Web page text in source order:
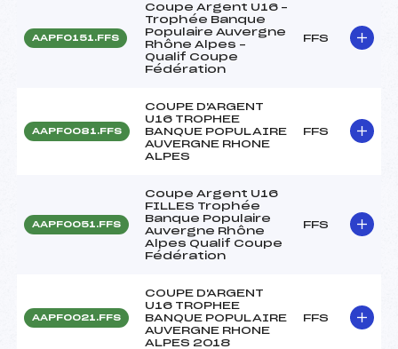
AAPF0151.FFS
Coupe Argent U16 –
Trophée Banque
Populaire Auvergne
Rhône Alpes –
Qualif Coupe
Fédération
FFS
AAPF0081.FFS
COUPE D'ARGENT
U16 TROPHEE
BANQUE POPULAIRE
AUVERGNE RHONE
ALPES
FFS
AAPF0051.FFS
Coupe Argent U16
FILLES Trophée
Banque Populaire
Auvergne Rhône
Alpes Qualif Coupe
Fédération
FFS
AAPF0021.FFS
COUPE D'ARGENT
U16 TROPHEE
BANQUE POPULAIRE
AUVERGNE RHONE
ALPES 2018
FFS